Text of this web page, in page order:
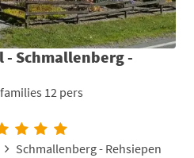
- Schmallenberg -
12 pers
Schmallenberg - Rehsiepen